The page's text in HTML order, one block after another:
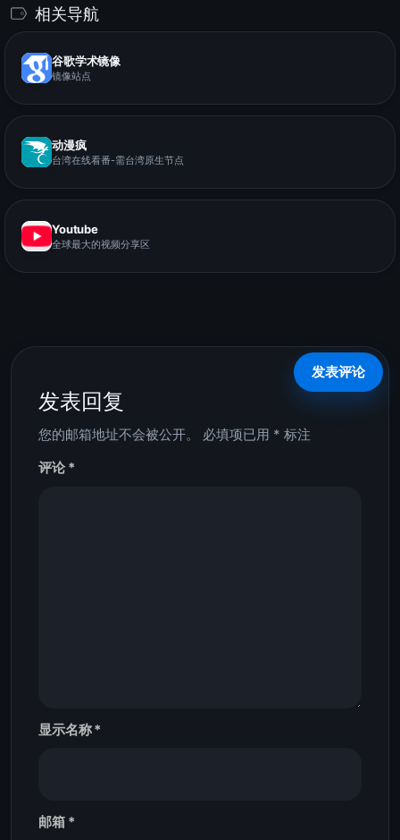
相关导航
谷歌学术镜像
镜像站点
动漫疯
台湾在线看番-需台湾原生节点
Youtube
全球最大的视频分享区
发表回复
您的邮箱地址不会被公开。 必填项已用 * 标注
评论*
显示名称*
邮箱 *